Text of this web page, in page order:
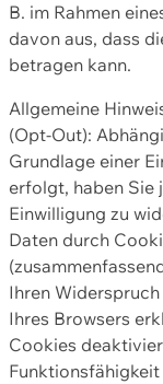
B. im Rahmen
davon aus, dass
betragen kann.
Allgemeine
(Opt-Out):
Grundlage einer
erfolgt, haben Sie
Einwilligung zu
Daten durch
Ihren
Ihres Browsers
Cookies